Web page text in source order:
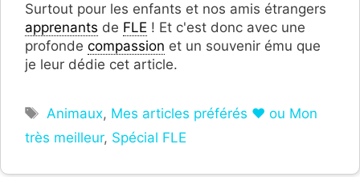
Surtout pour les enfants et nos amis étrangers
apprenants de FLE ! Et c'est donc avec une
profonde compassion et un souvenir ému que
je leur dédie cet article.
Étiquettes
Animaux, Mes articles préférés ❤ ou Mon
très meilleur, Spécial FLE